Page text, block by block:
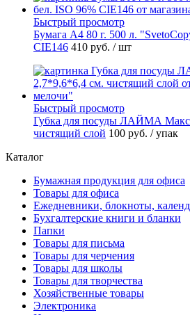
Быстрый просмотр
Бумага А4 80 г. 500 л.
CIE146 410 руб. / шт
Быстрый просмотр
Губка для посуды ЛАЙМА
чистящий слой 100 руб. / упак
Каталог
Бумажная продукция для офиса
Товары для офиса
Ежедневники, блокноты,
Бухгалтерские книги и бланки
Папки
Товары для письма
Товары для черчения
Товары для школы
Товары для творчества
Хозяйственные товары
Электроника